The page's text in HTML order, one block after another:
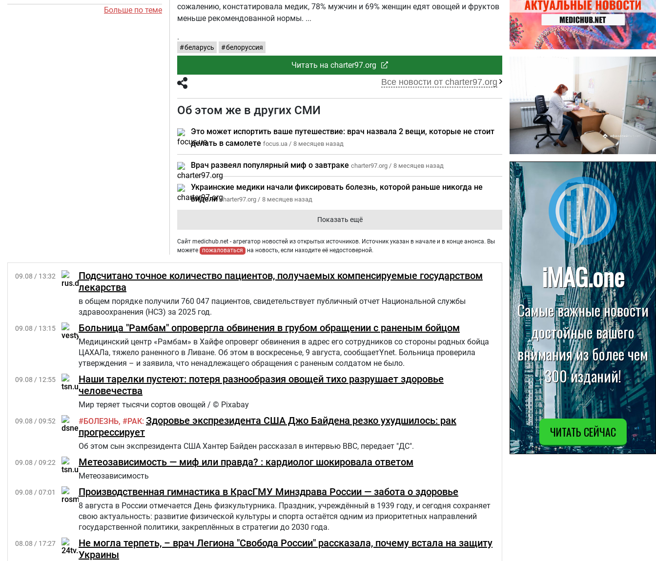
Больше по теме
сожалению, констатировала медик, 78% мужчин и 69% женщин едят овощей и фруктов
меньше рекомендованной нормы.
.
беларусь белоруссия
Читать на charter97.org
Все новости от charter97.org
Об этом же в других СМИ
Это может испортить ваше путешествие: врач назвала 2 вещи, которые не стоит
делать в самолете focus.ua / 8 месяцев назад
Врач развеял популярный миф о завтраке charter97.org / 8 месяцев назад
Украинские медики начали фиксировать болезнь, которой раньше никогда не
виделиcharter97.org / 8 месяцев назад
Показать ещё
Сайт medichub.net - агрегатор новостей из открытых источников. Источник указан в начале и в конце анонса. Вы
можете
пожаловаться на новость, если находите её недостоверной.
09.08 / 13:32
Подсчитано точное количество пациентов, получаемых компенсируемые государством
лекарства
в общем порядке получили 760 047 пациентов, свидетельствует публичный отчет Национальной службы
здравоохранения (НСЗ) за 2025 год.
09.08 / 13:15 Больница "Рамбам" опровергла обвинения в грубом обращении с раненым бойцом
Медицинский центр «Рамбам» в Хайфе опроверг обвинения в адрес его сотрудников со стороны родных бойца
ЦАХАЛа, тяжело раненного в Ливане. Об этом в воскресенье, 9 августа, сообщаетYnet. Больница проверила
утверждения – и заявила, что ненадлежащего обращения с раненым солдатом не было.
09.08 / 12:55
Наши тарелки пустеют: потеря разнообразия овощей тихо разрушает здоровье
человечества
Мир теряет тысячи сортов овощей / © Pixabay
09.08 / 09:52 БОЛЕЗНЬ РАК Здоровье экспрезидента США Джо Байдена резко ухудшилось: рак
прогрессирует
Об этом сын экспрезидента США Хантер Байден рассказал в интервью BBC, передает "ДС".
09.08 / 09:22 Метеозависимость — миф или правда? : кардиолог шокировала ответом
Метеозависимость
09.08 / 07:01 Производственная гимнастика в КрасГМУ Минздрава России — забота о здоровье
8 августа в России отмечается День физкультурника. Праздник, учреждённый в 1939 году, и сегодня сохраняет
свою актуальность: развитие физической культуры и спорта остаётся одним из приоритетных направлений
государственной политики, закреплённых в стратегии до 2030 года.
08.08 / 17:27
Не могла терпеть, – врач Легиона "Свобода России" рассказала, почему встала на защиту
Украины
угрозы: что нужно знать о
летних инфекциях
22.07.2026
Больница в Спирово работает
без рентгеновского кабинета